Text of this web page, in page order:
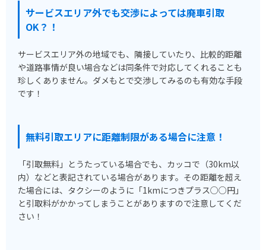
サービスエリア外でも交渉によっては廃車引取
OK？！
サービスエリア外の地域でも、隣接していたり、比較的距離
や道路事情が良い場合などは同条件で対応してくれることも
珍しくありません。ダメもとで交渉してみるのも有効な手段
です！
無料引取エリアに距離制限がある場合に注意！
「引取無料」とうたっている場合でも、カッコで（30km以
内）などと表記されている場合があります。その距離を超え
た場合には、タクシーのように「1kmにつきプラス○○円」
と引取料がかかってしまうことがありますので注意してくだ
さい！